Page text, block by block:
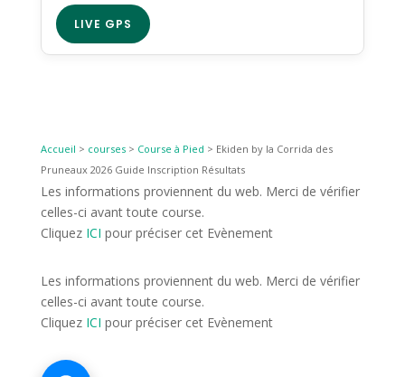
LIVE GPS
Accueil > courses> Course à Pied > Ekiden by la Corrida des
Pruneaux 2026 Guide Inscription Résultats
Les informations proviennent du web. Merci de vérifier
celles-ci avant toute course.
Cliquez ICI pour préciser cet Evènement
Les informations proviennent du web. Merci de vérifier
celles-ci avant toute course.
Cliquez ICI pour préciser cet Evènement